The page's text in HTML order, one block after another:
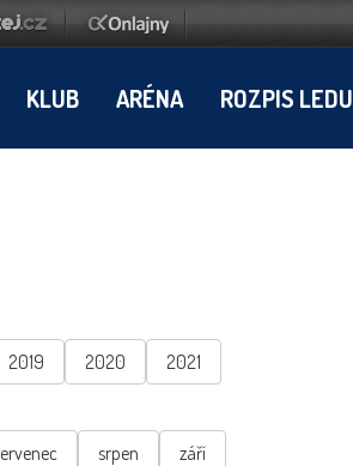
KLUB ARÉNA ROZPIS LEDU
2019 2020
2021
srpen
září